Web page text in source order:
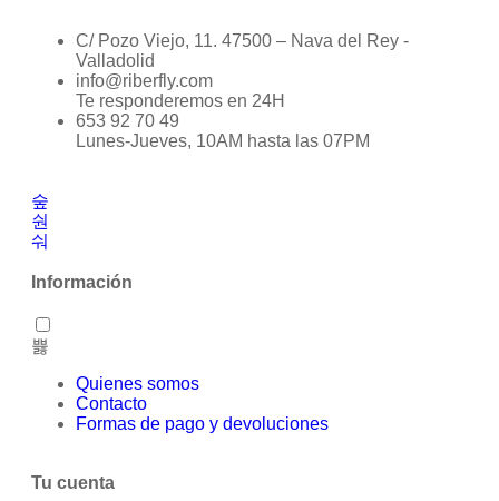
C/ Pozo Viejo, 11. 47500 – Nava del Rey -
Valladolid
info@riberfly.com
Te responderemos en 24H
653 92 70 49
Lunes-Jueves, 10AM hasta las 07PM
Información
Quienes somos
Contacto
Formas de pago y devoluciones
Tu cuenta